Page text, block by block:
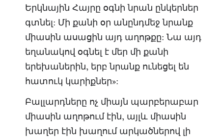
Երկնային Հայրը օգնի նրան ընկերներ
գտնել: Մի քանի օր անընդմեջ նրանք
միասին ասացին այդ աղոթքը: Նա այդ
եղանակով օգնել է մեր մի քանի
երեխաներին, երբ նրանք ունեցել են
հատուկ կարիքներ»:
Բալլարդները ոչ միայն պարբերաբար
միասին աղոթում էին, այլև միասին
խաղեր էին խաղում արկածներով լի